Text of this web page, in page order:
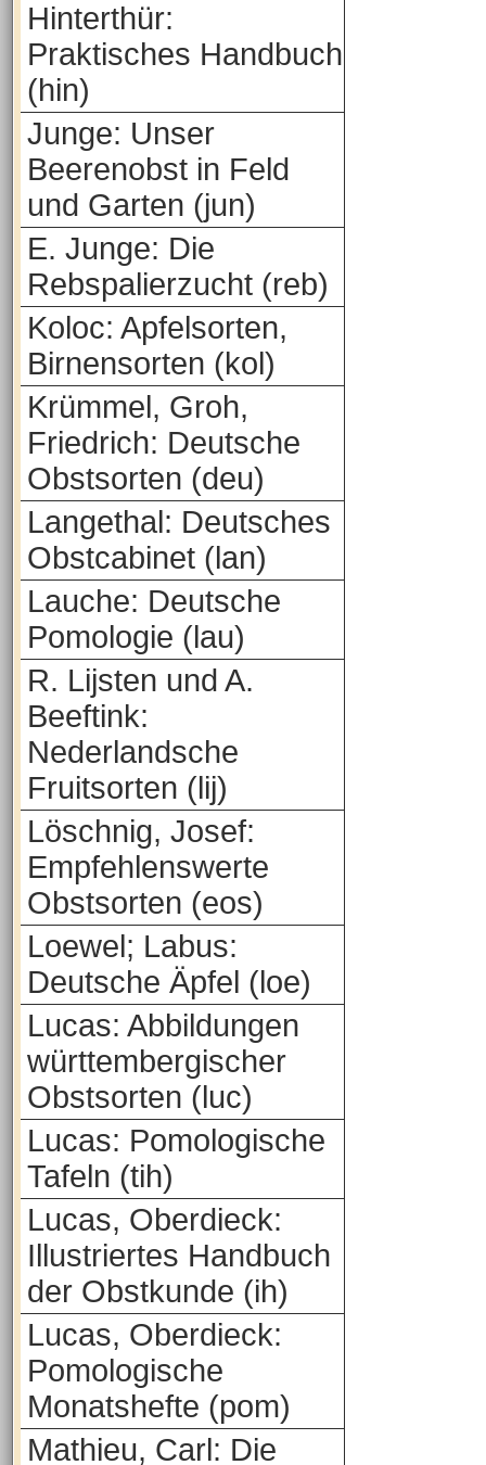
Hinterthür:
Praktisches Handbuch
(hin)
Junge: Unser
Beerenobst in Feld
und Garten (jun)
E. Junge: Die
Rebspalierzucht (reb)
Koloc: Apfelsorten,
Birnensorten (kol)
Krümmel, Groh,
Friedrich: Deutsche
Obstsorten (deu)
Langethal: Deutsches
Obstcabinet (lan)
Lauche: Deutsche
Pomologie (lau)
R. Lijsten und A.
Beeftink:
Nederlandsche
Fruitsorten (lij)
Löschnig, Josef:
Empfehlenswerte
Obstsorten (eos)
Loewel; Labus:
Deutsche Äpfel (loe)
Lucas: Abbildungen
württembergischer
Obstsorten (luc)
Lucas: Pomologische
Tafeln (tih)
Lucas, Oberdieck:
Illustriertes Handbuch
der Obstkunde (ih)
Lucas, Oberdieck:
Pomologische
Monatshefte (pom)
Mathieu, Carl: Die